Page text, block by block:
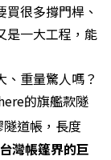
很多撐門桿、
是一大工程，能
重量驚人嗎？
的旗艦款隧
道帳，長度
灣帳篷界的巨